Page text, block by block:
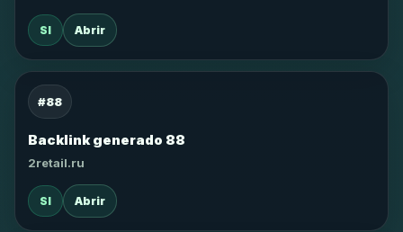
SI Abrir
#88
Backlink generado 88
2retail.ru
SI Abrir